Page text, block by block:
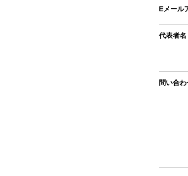
Eメール
代表者名
問い合